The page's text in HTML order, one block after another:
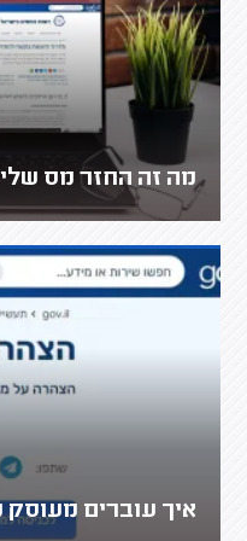
מה זה החזר מס
איך עוברים